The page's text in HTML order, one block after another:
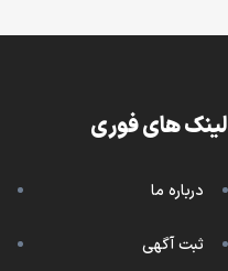
لینک های فوری
درباره ما
ثبت آگهی